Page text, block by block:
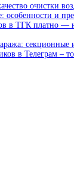
очистки
особенности и
в ТГК платно —
секционные
в Телеграм –